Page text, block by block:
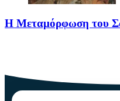
Η Μεταμόρφωση του